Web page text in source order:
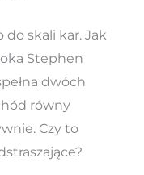
do skali kar. Jak
Stephen
dwóch
równy
Czy to